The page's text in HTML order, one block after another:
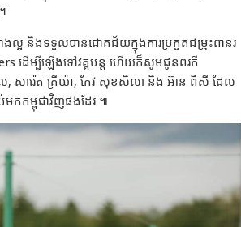
ល្អ និង​ទទួល​បាន​ជោគ​ជ័យ​ក្នុង​ការ​ប្រកួត​ជម្រុះពានរ
ដើម្បីឡើងទៅវគ្គបន្ដ ហើយ​ក៏​សូម​ជូន​ពរ​កី​
ល, សារ៉េត គ្រីយ៉ា, កែវ សុខសិលា និង អ៊ាន ពិសី ដែល​
កកម្ពុជាវិញផងដែរ ៕